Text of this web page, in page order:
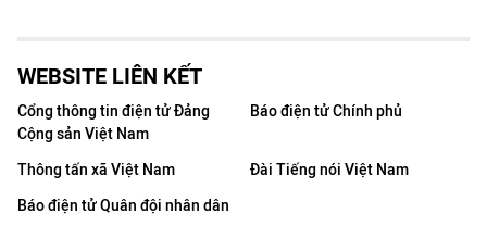
WEBSITE LIÊN KẾT
Cổng thông tin điện tử Đảng
Cộng sản Việt Nam
Báo điện tử Chính phủ
Thông tấn xã Việt Nam
Đài Tiếng nói Việt Nam
Báo điện tử Quân đội nhân dân